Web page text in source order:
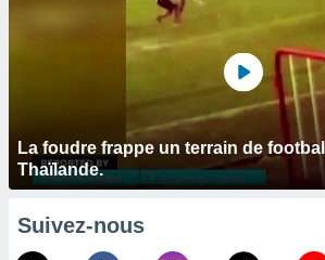
La foudre frappe un terrain de
Thaïlande.
Suivez-nous